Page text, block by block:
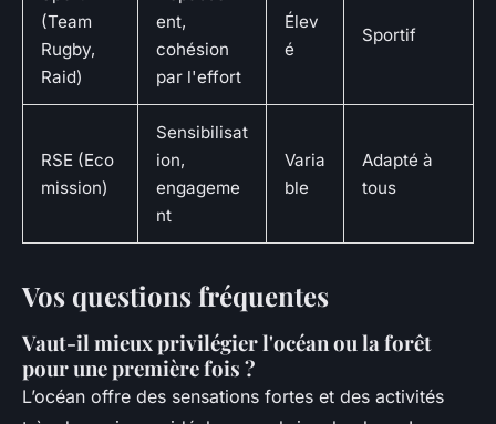
(Team
Rugby,
Raid)
ent,
cohésion
par l'effort
Élev
é
Sportif
RSE (Eco
mission)
Sensibilisat
ion,
engageme
nt
Varia
ble
Adapté à
tous
Vos questions fréquentes
Vaut-il mieux privilégier l'océan ou la forêt
pour une première fois ?
L’océan offre des sensations fortes et des activités